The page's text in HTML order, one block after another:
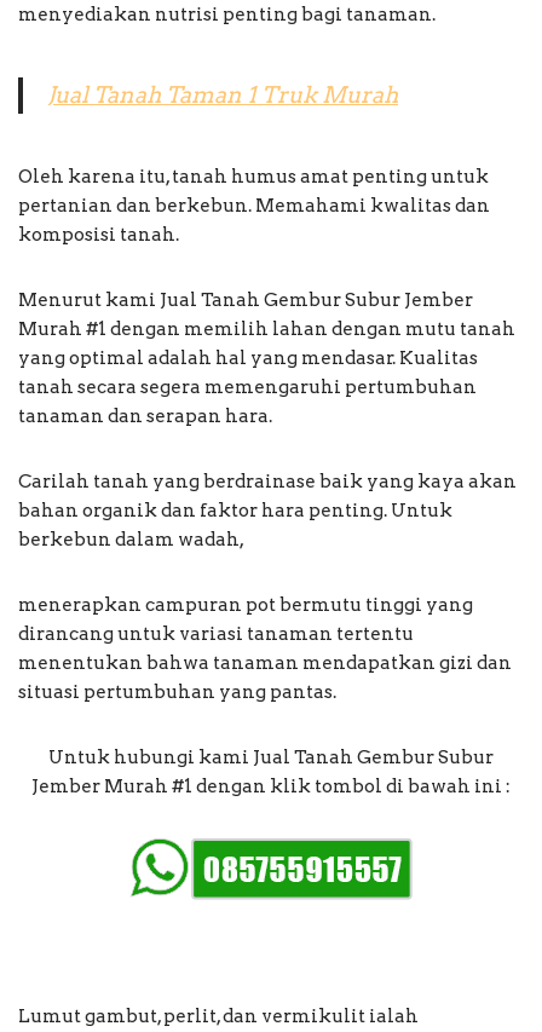
menyediakan nutrisi penting bagi tanaman.
Jual Tanah Taman 1 Truk Murah
Oleh karena itu, tanah humus amat penting untuk
pertanian dan berkebun. Memahami kwalitas dan
komposisi tanah.
Menurut kami Jual Tanah Gembur Subur Jember
Murah #1 dengan memilih lahan dengan mutu tanah
yang optimal adalah hal yang mendasar. Kualitas
tanah secara segera memengaruhi pertumbuhan
tanaman dan serapan hara.
Carilah tanah yang berdrainase baik yang kaya akan
bahan organik dan faktor hara penting. Untuk
berkebun dalam wadah,
menerapkan campuran pot bermutu tinggi yang
dirancang untuk variasi tanaman tertentu
menentukan bahwa tanaman mendapatkan gizi dan
situasi pertumbuhan yang pantas.
Untuk hubungi kami Jual Tanah Gembur Subur
Jember Murah #1 dengan klik tombol di bawah ini :
Lumut gambut, perlit, dan vermikulit ialah